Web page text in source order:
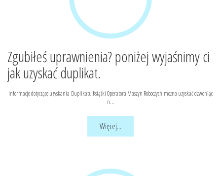
Zgubiłeś uprawnienia? poniżej wyjaśnimy ci
jak uzyskać duplikat.
Informacje dotyczące uzyskania Duplikatu Książki Operatora Maszyn Roboczych można uzyskać dzwoniąc
n...
Więcej...